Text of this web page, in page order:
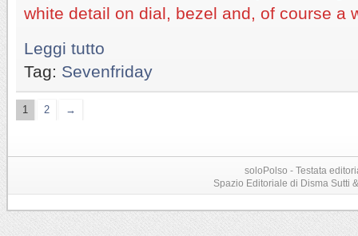
white detail on dial, bezel and, of course a
Leggi tutto
Tag: Sevenfriday
1 2 →
soloPolso - Testata
Spazio Editoriale di Disma Sutti